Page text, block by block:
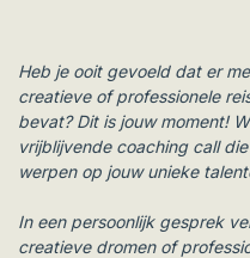
Heb je ooit gevoeld dat er
creatieve of professionele
bevat? Dit is jouw moment!
vrijblijvende coaching call
werpen op jouw unieke
In een persoonlijk gesprek
creatieve dromen of